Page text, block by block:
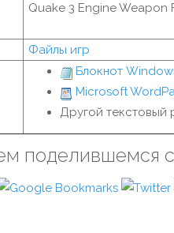
Quake 3 Engine Weapon
Файлы игр
Блокнот
Microsoft
Другой текстовый
поделившемся